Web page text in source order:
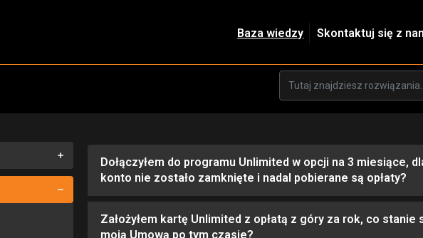
Baza wiedzy Skontaktuj się z
Dołączyłem do programu Unlimited w opcji na 3 miesiące,
konto nie zostało zamknięte i nadal pobierane są opłaty?
Założyłem kartę Unlimited z opłatą z góry za rok, co stanie
moją Umową po tym czasie?